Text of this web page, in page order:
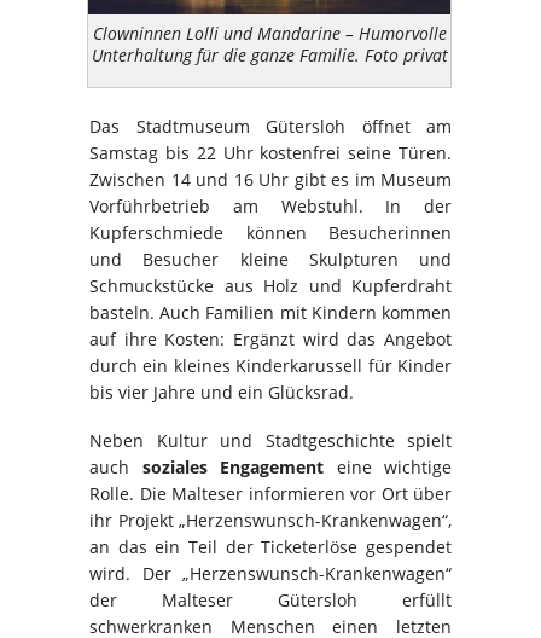
Clowninnen Lolli und Mandarine – Humorvolle
Unterhaltung für die ganze Familie. Foto privat
Das Stadtmuseum Gütersloh öffnet am
Samstag bis 22 Uhr kostenfrei seine Türen.
Zwischen 14 und 16 Uhr gibt es im Museum
Vorführbetrieb am Webstuhl. In der
Kupferschmiede können Besucherinnen
und Besucher kleine Skulpturen und
Schmuckstücke aus Holz und Kupferdraht
basteln. Auch Familien mit Kindern kommen
auf ihre Kosten: Ergänzt wird das Angebot
durch ein kleines Kinderkarussell für Kinder
bis vier Jahre und ein Glücksrad.
Neben Kultur und Stadtgeschichte spielt
auch soziales Engagement eine wichtige
Rolle. Die Malteser informieren vor Ort über
ihr Projekt „Herzenswunsch-Krankenwagen“,
an das ein Teil der Ticketerlöse gespendet
wird. Der „Herzenswunsch-Krankenwagen“
der Malteser Gütersloh erfüllt
schwerkranken Menschen einen letzten